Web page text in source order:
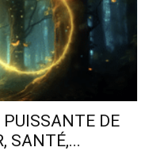
PUISSANTE DE
SANTÉ,...